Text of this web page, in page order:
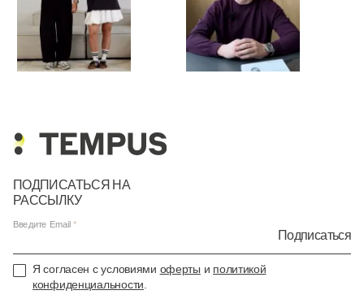
ПОДПИСАТЬСЯ НА
РАССЫЛКУ
Введите Email
Подписаться
Я согласен с условиями оферты и политикой
конфиденциальности